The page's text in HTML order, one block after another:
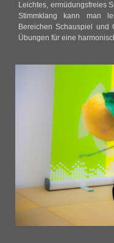
Leichtes, ermüdungsfreies
Stimmklang kann man
Bereichen Schauspiel und
Übungen für eine